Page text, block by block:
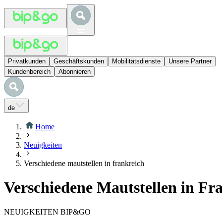
Privatkunden Geschäftskunden Mobilitätsdienste
Unsere Partner
Kundenbereich
Abonnieren
de
Home
Neuigkeiten
Verschiedene mautstellen in frankreich
Verschiedene Mautstellen in
NEUIGKEITEN BIP&GO